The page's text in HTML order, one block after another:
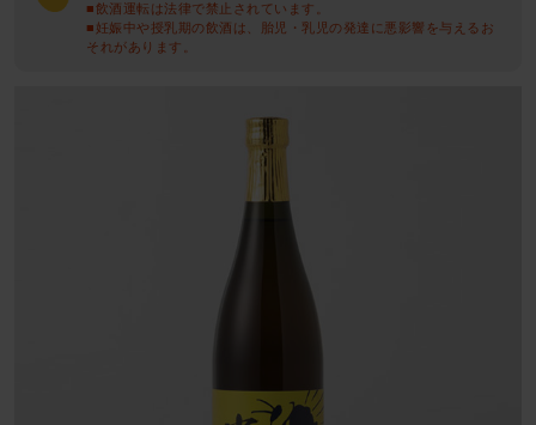
■飲酒運転は法律で禁止されています。
■妊娠中や授乳期の飲酒は、胎児・乳児の発達に悪影響を与えるお
それがあります。